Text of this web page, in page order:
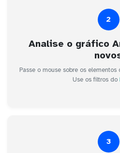
2
Analise o gráfico
Passe o mouse sobre os
Use os filtros do
3